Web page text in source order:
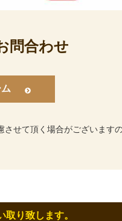
問合わせ
せて頂く場合がございます
り致します。